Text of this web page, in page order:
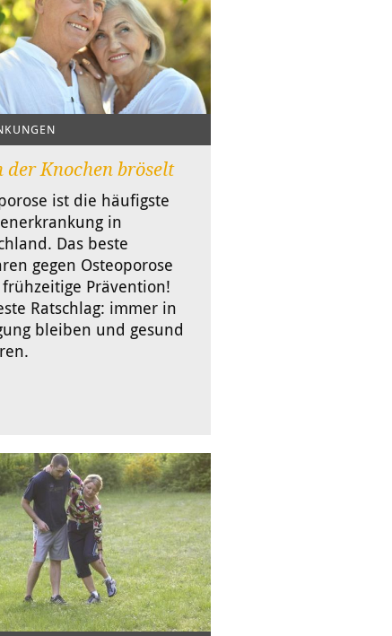
der Knochen bröselt
ist die häufigste
in
Das beste
gegen Osteoporose
Prävention!
Ratschlag: immer in
bleiben und gesund